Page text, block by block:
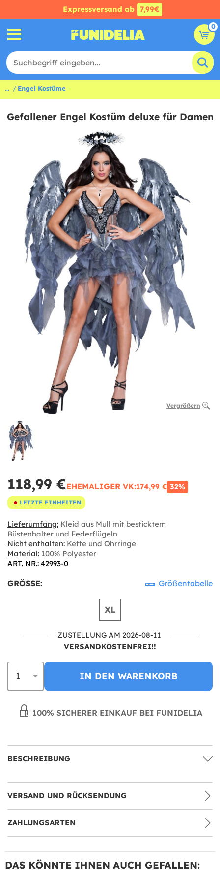
Expressversand ab 7,99€
0
... Engel Kostüme
Gefallener Engel Kostüm deluxe für Damen
Vergrößern
118,99 €EHEMALIGER VK:174,99 € 32%
LETZTE EINHEITEN
Lieferumfang: Kleid aus Mull mit besticktem
Büstenhalter und Federflügeln
Nicht enthalten: Kette und Ohrringe
Material: 100% Polyester
ART. NR.: 42993-0
GRÖSSE: Größentabelle
XL
ZUSTELLUNG AM 2026-08-11
VERSANDKOSTENFREI!!
IN DEN WARENKORB
100% SICHERER EINKAUF BEI FUNIDELIA
BESCHREIBUNG
VERSAND UND RÜCKSENDUNG
ZAHLUNGSARTEN
DAS KÖNNTE IHNEN AUCH GEFALLEN: